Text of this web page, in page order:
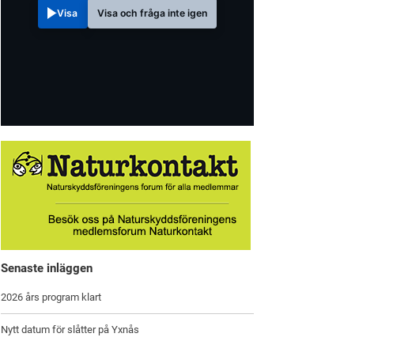
Visa Visa och fråga inte igen
Senaste inläggen
2026 års program klart
Nytt datum för slåtter på Yxnås